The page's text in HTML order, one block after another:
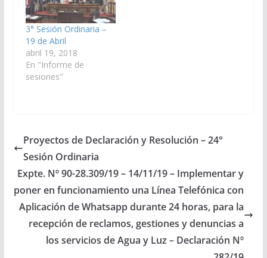
3° Sesión Ordinaria –
19 de Abril
abril 19, 2018
En "Informe de
sesiones"
Proyectos de Declaración y Resolución – 24°
Sesión Ordinaria
Expte. Nº 90-28.309/19 – 14/11/19 – Implementar y
poner en funcionamiento una Línea Telefónica con
Aplicación de Whatsapp durante 24 horas, para la
recepción de reclamos, gestiones y denuncias a
los servicios de Agua y Luz – Declaración Nº